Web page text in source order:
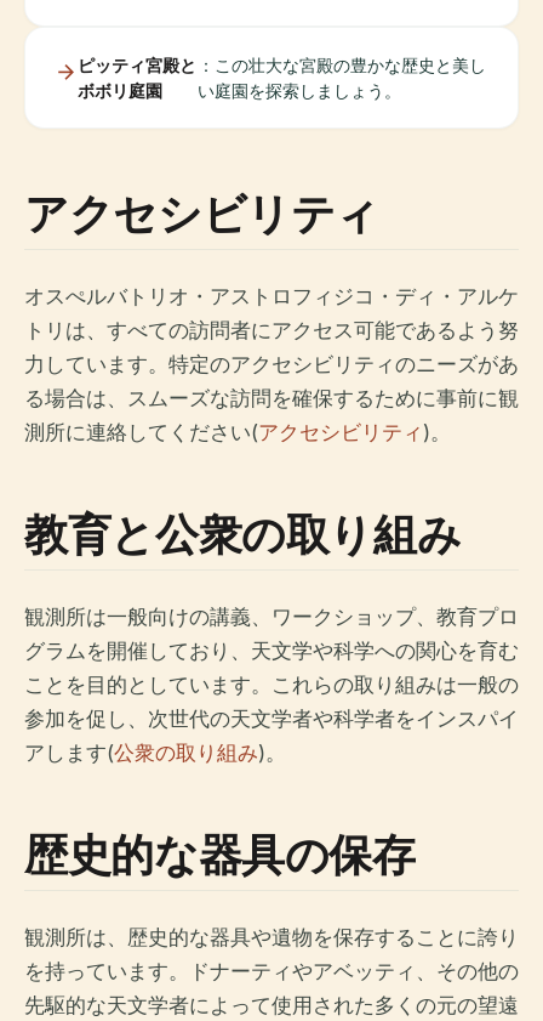
ピッティ宮殿と
ボボリ庭園
：この壮大な宮殿の豊かな歴史と美し
い庭園を探索しましょう。
アクセシビリティ
オスぺルバトリオ・アストロフィジコ・ディ・アルケ
トリは、すべての訪問者にアクセス可能であるよう努
力しています。特定のアクセシビリティのニーズがあ
る場合は、スムーズな訪問を確保するために事前に観
測所に連絡してください(アクセシビリティ )。
教育と公衆の取り組み
観測所は一般向けの講義、ワークショップ、教育プロ
グラムを開催しており、天文学や科学への関心を育む
ことを目的としています。これらの取り組みは一般の
参加を促し、次世代の天文学者や科学者をインスパイ
アします(公衆の取り組み)。
歴史的な器具の保存
観測所は、歴史的な器具や遺物を保存することに誇り
を持っています。ドナーティやアベッティ、その他の
先駆的な天文学者によって使用された多くの元の望遠